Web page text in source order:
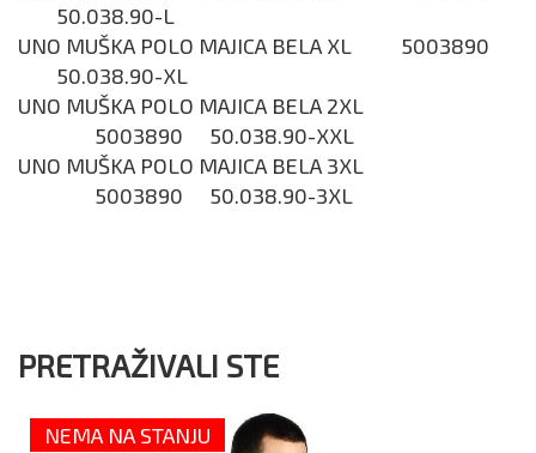
50.038.90-L
UNO MUŠKA POLO MAJICA BELA XL
5003890
50.038.90-XL
UNO MUŠKA POLO MAJICA BELA 2XL
5003890
50.038.90-XXL
UNO MUŠKA POLO MAJICA BELA 3XL
5003890
50.038.90-3XL
PRETRAŽIVALI STE
NEMA NA STANJU